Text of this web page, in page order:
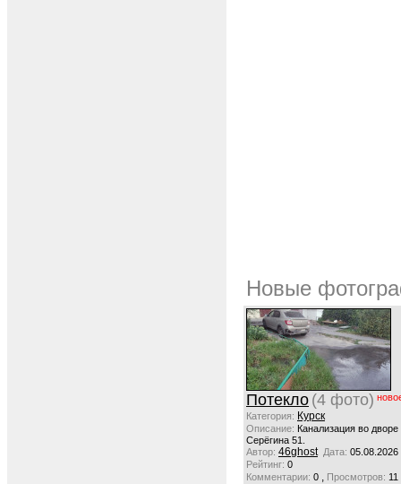
Новые
Потекло (4 фото)
Категория: Курск
Описание: Канализация во
Серёгина 51.
Автор: 46ghost Дата: 05.08.2026
Рейтинг: 0
Комментарии: 0 , Просмотров: 11